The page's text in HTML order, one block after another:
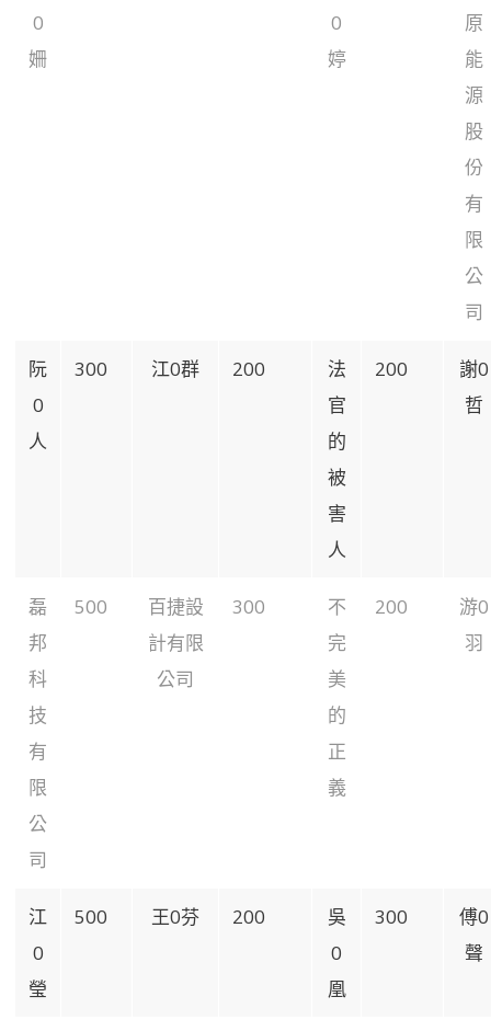
0
姍
0
婷
原
能
源
股
份
有
限
公
司
阮
0
人
300 江0群 200
法
官
的
被
害
人
200
謝0
哲
磊
邦
科
技
有
限
公
司
500
百捷設
計有限
公司
300
不
完
美
的
正
義
200
游0
羽
江
0
瑩
500 王0芬 200
吳
0
凰
300
傅0
聲